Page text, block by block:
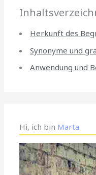
Herkunft des
Synonyme und
Anwendung und
Hi, ich bin Marta